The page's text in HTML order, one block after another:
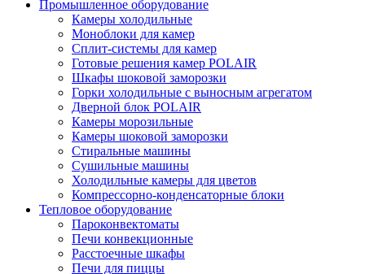
Промышленное оборудование
Камеры холодильные
Моноблоки для камер
Сплит-системы для камер
Готовые решения камер POLAIR
Шкафы шоковой заморозки
Горки холодильные с выносным агрегатом
Дверной блок POLAIR
Камеры морозильные
Камеры шоковой заморозки
Стиральные машины
Сушильные машины
Холодильные камеры для цветов
Компрессорно-конденсаторные блоки
Тепловое оборудование
Пароконвектоматы
Печи конвекционные
Расстоечные шкафы
Печи для пиццы